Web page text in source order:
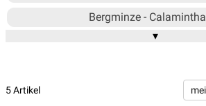
Bergminze - Calamintha
Blausternbusch - Amsonia
▾
5 Artikel